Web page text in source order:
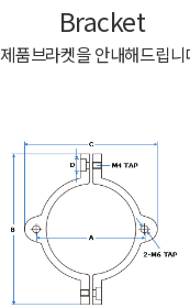
Bracket
제품브라켓을 안내해드립니